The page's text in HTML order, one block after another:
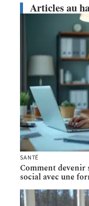
Articles au
SANTÉ
Comment devenir
social avec une